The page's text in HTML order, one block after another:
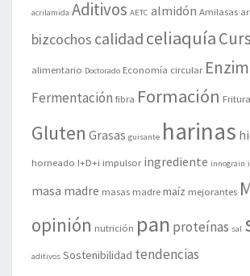
acrilamida Aditivos AETC almidón Amilasas
bizcochos calidad celiaquía
alimentario Doctorado Economía circular
Fermentación fibra Formación Fritura
Gluten Grasas guisante harinas
horneado I+D+i impulsor ingrediente innograin
masa madre masas madremaíz mejorantes
opinión nutrición pan proteínas sal
aditivos Sostenibilidad tendencias